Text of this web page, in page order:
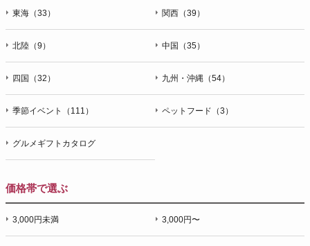
東海（33） 関西（39）
北陸（9） 中国（35）
四国（32） 九州・沖縄（54）
季節イベント（111） ペットフード（3）
グルメギフトカタログ
価格帯で選ぶ
3,000円未満 3,000円〜